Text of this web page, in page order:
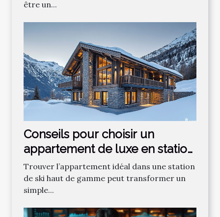
être un...
Conseils pour choisir un
appartement de luxe en station
de ski
Trouver l’appartement idéal dans une station
de ski haut de gamme peut transformer un
simple...